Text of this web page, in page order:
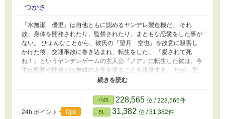
つかさ
『水無瀬 優里』は自他ともに認めるヤンデレ製造機だ。 それ
故、身体を開発されたり、監禁されたり、まともな恋愛をした事が
ない。 ひょんなことから、彼氏の『望月 空也』を故意に殺害し
かけた後、交通事故に巻き込まれ、転生をした。 『愛されて死
ね！』というヤンデレゲームの主人公『ノア』に転生した彼は、今
世は監禁や開発とは無縁の人生を送ることを決意する。 だが、世
界は水無瀬の求める平穏を許さないようだ。 生じていく原作との
－－－－－－－－－－－－ プロローグのみナレーションがついて
いますが、他は1人称視点です。 ※キスシーン以外は、念の為
（※）をつけます 最終的にはCPが決定しますが、主人公は総受け
24h.ポイント 0pt
小説 228,565 位 / 228,565件
BL 31,382 位 / 31,382件